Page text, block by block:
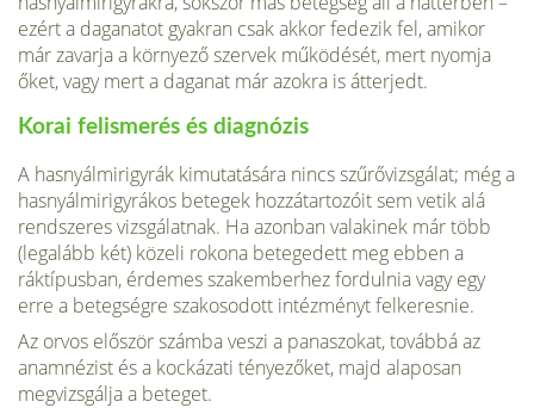
ezért a daganatot gyakran csak akkor fedezik fel, amikor
már zavarja a környező szervek működését, mert nyomja
őket, vagy mert a daganat már azokra is átterjedt.
Korai felismerés és diagnózis
A hasnyálmirigyrák kimutatására nincs szűrővizsgálat; még a
hasnyálmirigyrákos betegek hozzátartozóit sem vetik alá
rendsze­res vizsgálatnak. Ha azonban valakinek már több
(legalább két) közeli rokona betegedett meg ebben a
ráktípusban, érdemes szakem­berhez fordulnia vagy egy
erre a betegségre szakosodott intézményt felkeresnie.
Az orvos először számba veszi a panaszokat, továbbá az
anamnézist és a kockázati tényező­ket, majd alaposan
megvizsgálja a beteget.